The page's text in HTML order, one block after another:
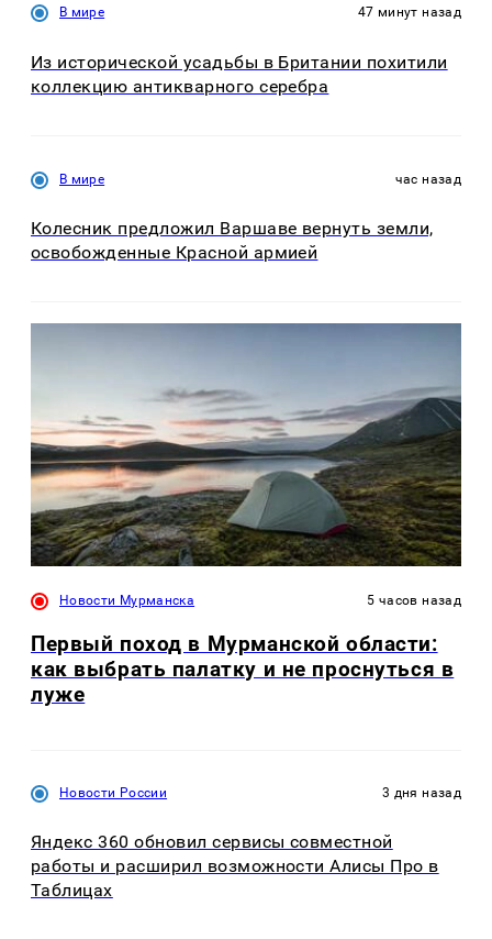
В мире 47 минут назад
Из исторической усадьбы в Британии похитили
коллекцию антикварного серебра
В мире час назад
Колесник предложил Варшаве вернуть земли,
освобожденные Красной армией
Новости Мурманска 5 часов назад
Первый поход в Мурманской области:
как выбрать палатку и не проснуться в
луже
Новости России 3 дня назад
Яндекс 360 обновил сервисы совместной
работы и расширил возможности Алисы Про в
Таблицах